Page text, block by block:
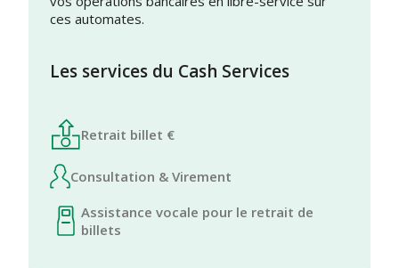
ces automates.
Les services du Cash Services
Retrait billet €
Consultation & Virement
Assistance vocale pour le retrait de
billets